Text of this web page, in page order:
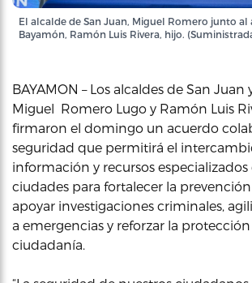
El alcalde de San Juan, Miguel Romero junto al
Bayamón, Ramón Luis Rivera, hijo.
BAYAMON – Los alcaldes de San Juan
Miguel Romero Lugo y Ramón Luis
firmaron el domingo un acuerdo
seguridad que permitirá el
información y recursos
ciudades para fortalecer la
apoyar investigaciones criminales,
a emergencias y reforzar la protección
ciudadanía.